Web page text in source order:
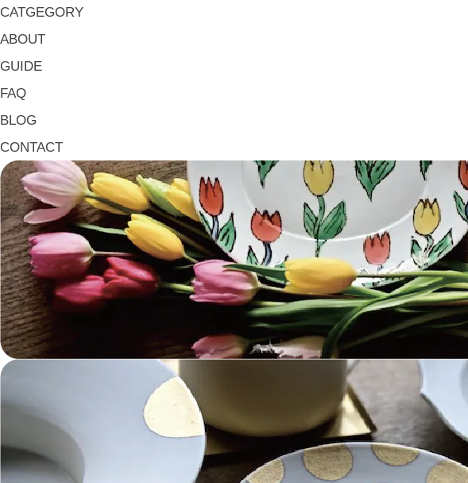
CATGEGORY
ABOUT
GUIDE
FAQ
BLOG
CONTACT
マグ & カップ Mugs & Cups
ピッチャー Jugs
一輪挿し・花瓶
こども用 Kids Tableware
《作家・工芸》Crafts
陶芸 Ceramics
漆器 Lacquerware
木工 Woodwork
金工 Metalwork
鋳物 Cast Metal
香 Insence